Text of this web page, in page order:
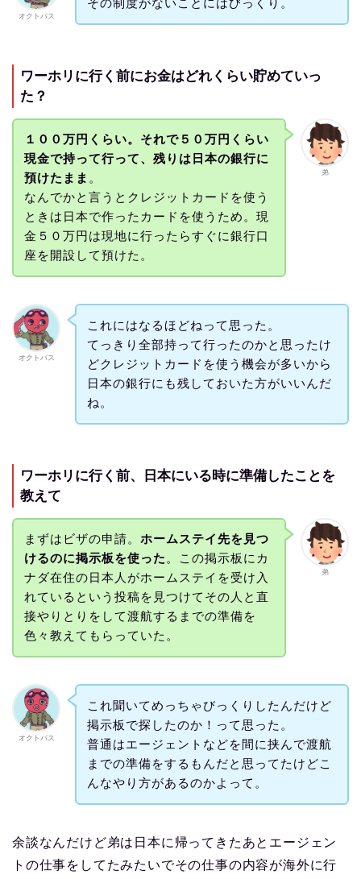
オクトパス
その制度がないことにはびっくり。
ワーホリに行く前にお金はどれくらい貯めていっ
た？
弟
１００万円くらい。それで５０万円くらい
現金で持って行って、残りは日本の銀行に
預けたまま 。
なんでかと言うとクレジットカードを使う
ときは日本で作ったカードを使うため。現
金５０万円は現地に行ったらすぐに銀行口
座を開設して預けた。
オクトパス
これにはなるほどねって思った。
てっきり全部持って行ったのかと思ったけ
どクレジットカードを使う機会が多いから
日本の銀行にも残しておいた方がいいんだ
ね。
ワーホリに行く前、日本にいる時に準備したことを
教えて
弟
まずはビザの申請。 ホームステイ先を見つ
けるのに掲示板を使った。この掲示板にカ
ナダ在住の日本人がホームステイを受け入
れているという投稿を見つけてその人と直
接やりとりをして渡航するまでの準備を
色々教えてもらっていた。
オクトパス
これ聞いてめっちゃびっくりしたんだけど
掲示板で探したのか！って思った。
普通はエージェントなどを間に挟んで渡航
までの準備をするもんだと思ってたけどこ
んなやり方があるのかよって。
余談なんだけど弟は日本に帰ってきたあとエージェン
トの仕事をしてたみたいでその仕事の内容が海外に行